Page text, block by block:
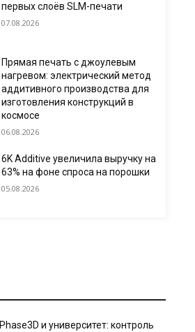
первых слоёв SLM-печати
07.08.2026
Прямая печать с джоулевым
нагревом: электрический метод
аддитивного производства для
изготовления конструкций в
космосе
06.08.2026
6K Additive увеличила выручку на
63% на фоне спроса на порошки
05.08.2026
Phase3D и университет: контроль